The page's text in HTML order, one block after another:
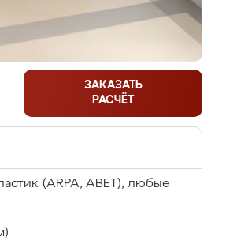
ЗАКАЗАТЬ
РАСЧЁТ
(ARPA, ABET), любые